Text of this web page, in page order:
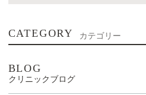
CATEGORY カテゴリー
BLOG
クリニックブログ